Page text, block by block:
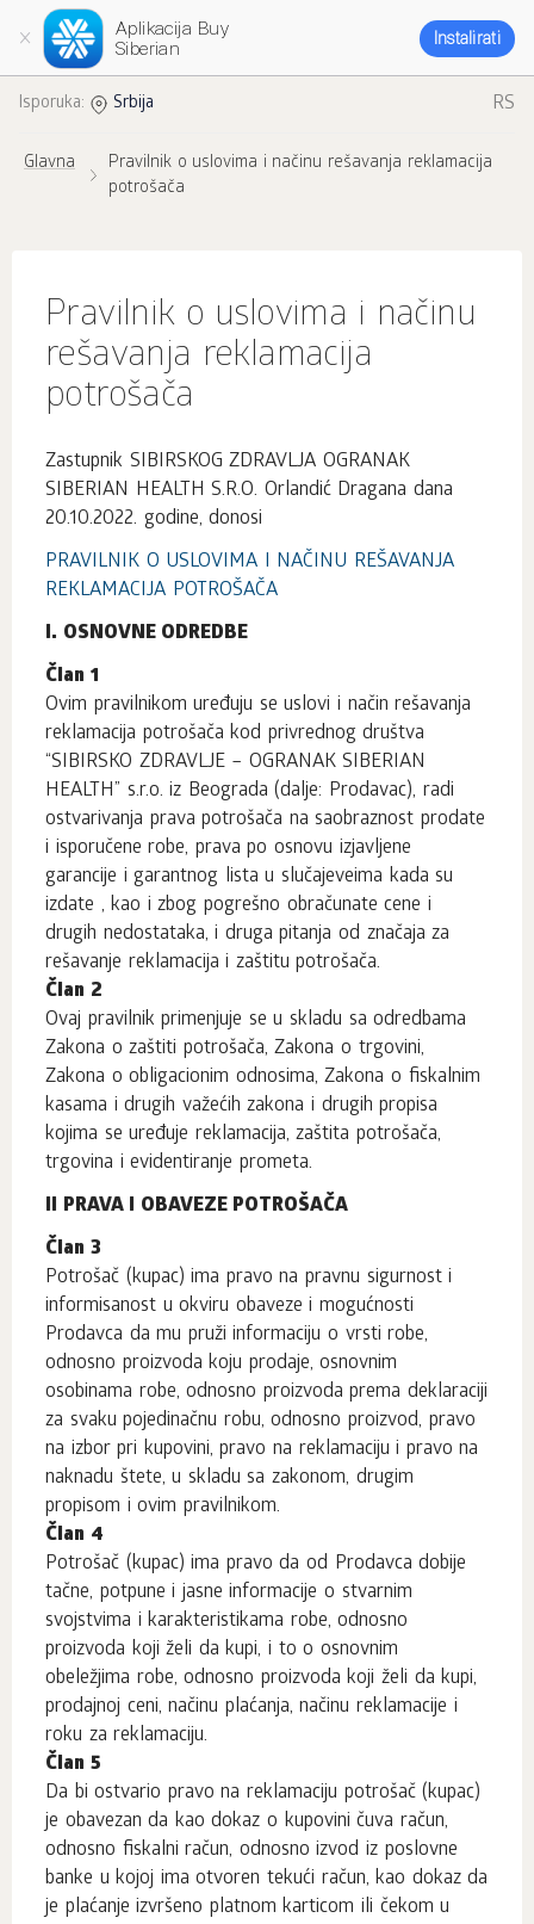
Aplikacija Buy
Siberian
Instalirati
Isporuka: Srbija RS
Glavna
Pravilnik o uslovima i načinu rešavanja reklamacija
potrošača
Pravilnik o uslovima i načinu
rešavanja reklamacija
potrošača
Zastupnik SIBIRSKOG ZDRAVLJA OGRANAK
SIBERIAN HEALTH S.R.O. Orlandić Dragana dana
20.10.2022. godine, donosi
PRAVILNIK O USLOVIMA I NAČINU REŠAVANJA
REKLAMACIJA POTROŠAČA
I. OSNOVNE ODREDBE
Član 1
Ovim pravilnikom uređuju se uslovi i način rešavanja
reklamacija potrošača kod privrednog društva
“SIBIRSKO ZDRAVLJE – OGRANAK SIBERIAN
HEALTH” s.r.o. iz Beograda (dalje: Prodavac), radi
ostvarivanja prava potrošača na saobraznost prodate
i isporučene robe, prava po osnovu izjavljene
garancije i garantnog lista u slučajeveima kada su
izdate , kao i zbog pogrešno obračunate cene i
drugih nedostataka, i druga pitanja od značaja za
rešavanje reklamacija i zaštitu potrošača.
Član 2
Ovaj pravilnik primenjuje se u skladu sa odredbama
Zakona o zaštiti potrošača, Zakona o trgovini,
Zakona o obligacionim odnosima, Zakona o fiskalnim
kasama i drugih važećih zakona i drugih propisa
kojima se uređuje reklamacija, zaštita potrošača,
trgovina i evidentiranje prometa.
II PRAVA I OBAVEZE POTROŠAČA
Član 3
Potrošač (kupac) ima pravo na pravnu sigurnost i
informisanost u okviru obaveze i mogućnosti
Prodavca da mu pruži informaciju o vrsti robe,
odnosno proizvoda koju prodaje, osnovnim
osobinama robe, odnosno proizvoda prema deklaraciji
za svaku pojedinačnu robu, odnosno proizvod, pravo
na izbor pri kupovini, pravo na reklamaciju i pravo na
naknadu štete, u skladu sa zakonom, drugim
propisom i ovim pravilnikom.
Član 4
Potrošač (kupac) ima pravo da od Prodavca dobije
tačne, potpune i jasne informacije o stvarnim
svojstvima i karakteristikama robe, odnosno
proizvoda koji želi da kupi, i to o osnovnim
obeležjima robe, odnosno proizvoda koji želi da kupi,
prodajnoj ceni, načinu plaćanja, načinu reklamacije i
roku za reklamaciju.
Član 5
Da bi ostvario pravo na reklamaciju potrošač (kupac)
je obavezan da kao dokaz o kupovini čuva račun,
odnosno fiskalni račun, odnosno izvod iz poslovne
banke u kojoj ima otvoren tekući račun, kao dokaz da
je plaćanje izvršeno platnom karticom ili čekom u